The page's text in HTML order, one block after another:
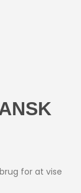
for at vise